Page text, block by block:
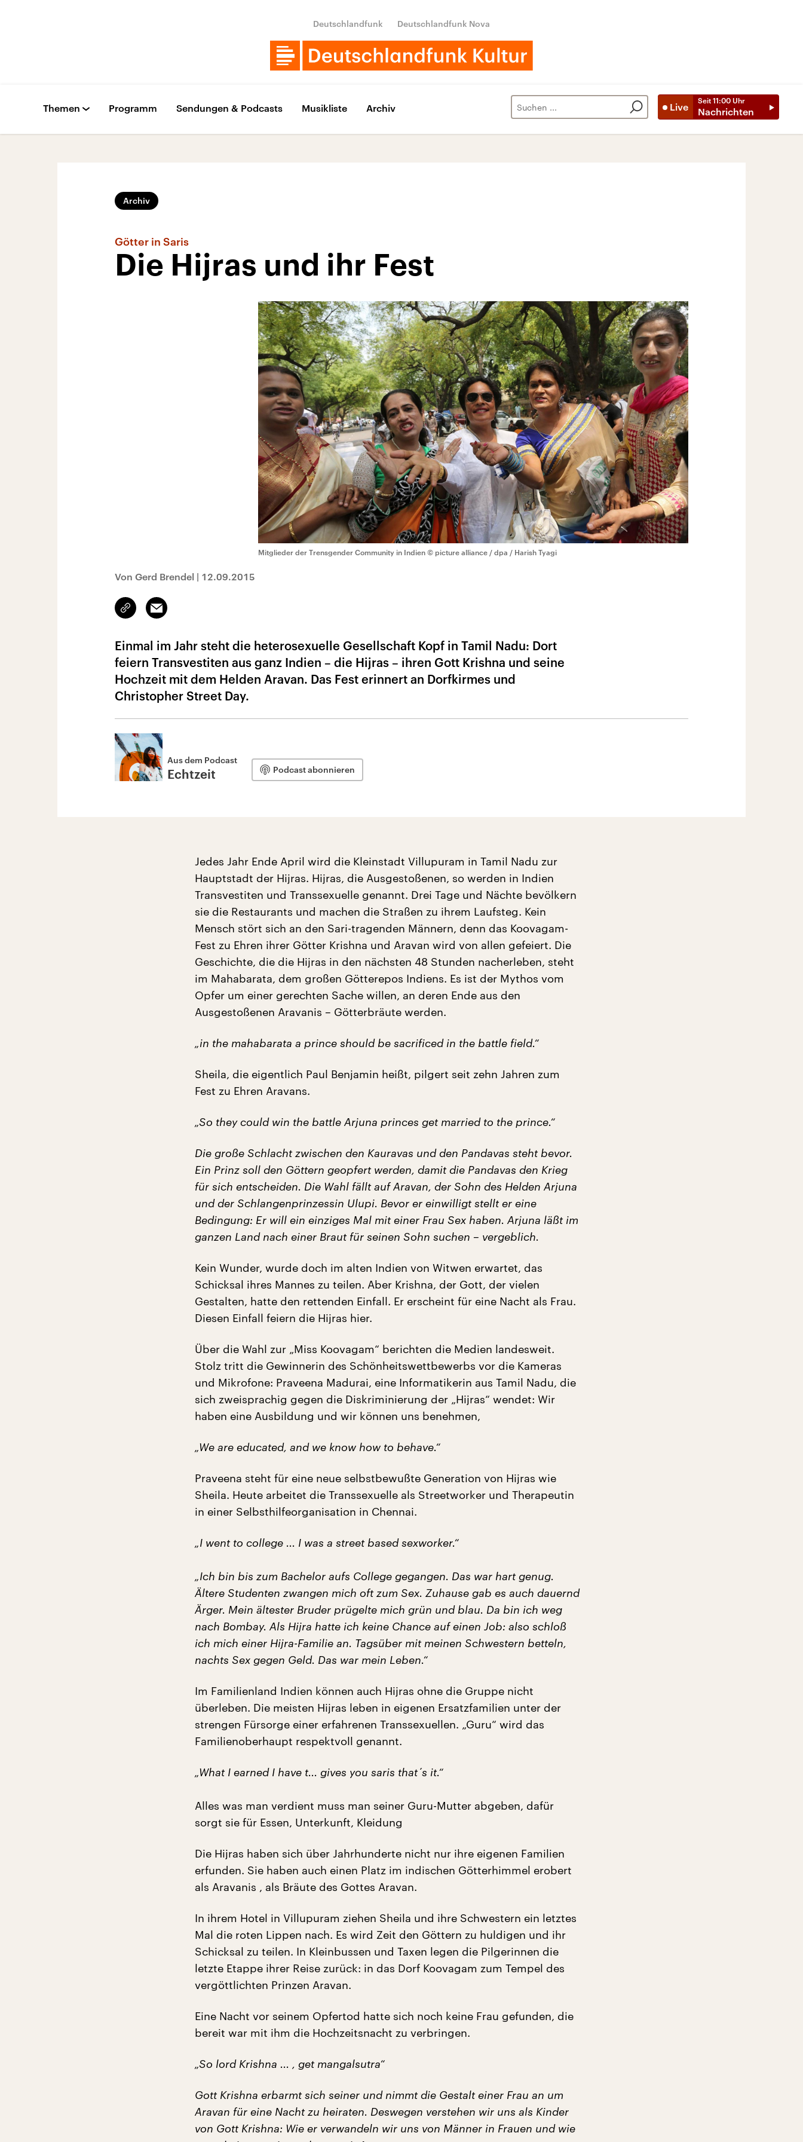
Deutschlandfunk Deutschlandfunk Nova
Live
Seit 11:00 Uhr
Nachrichten
Themen Programm Sendungen & Podcasts Musikliste Archiv
Archiv
Götter in Saris
Die Hijras und ihr Fest
Mitglieder der Trensgender Community in Indien © picture alliance / dpa / Harish Tyagi
Von Gerd Brendel | 12.09.2015
Link
kopieren/teilen
Email
Einmal im Jahr steht die heterosexuelle Gesellschaft Kopf in Tamil Nadu: Dort
feiern Transvestiten aus ganz Indien – die Hijras – ihren Gott Krishna und seine
Hochzeit mit dem Helden Aravan. Das Fest erinnert an Dorfkirmes und
Christopher Street Day.
Aus dem Podcast
Echtzeit Podcast abonnieren
Jedes Jahr Ende April wird die Kleinstadt Villupuram in Tamil Nadu zur
Hauptstadt der Hijras. Hijras, die Ausgestoßenen, so werden in Indien
Transvestiten und Transsexuelle genannt. Drei Tage und Nächte bevölkern
sie die Restaurants und machen die Straßen zu ihrem Laufsteg. Kein
Mensch stört sich an den Sari-tragenden Männern, denn das Koovagam-
Fest zu Ehren ihrer Götter Krishna und Aravan wird von allen gefeiert. Die
Geschichte, die die Hijras in den nächsten 48 Stunden nacherleben, steht
im Mahabarata, dem großen Götterepos Indiens. Es ist der Mythos vom
Opfer um einer gerechten Sache willen, an deren Ende aus den
Ausgestoßenen Aravanis – Götterbräute werden.
„in the mahabarata a prince should be sacrificed in the battle field.“
Sheila, die eigentlich Paul Benjamin heißt, pilgert seit zehn Jahren zum
Fest zu Ehren Aravans.
„So they could win the battle Arjuna princes get married to the prince.“
Die große Schlacht zwischen den Kauravas und den Pandavas steht bevor.
Ein Prinz soll den Göttern geopfert werden, damit die Pandavas den Krieg
für sich entscheiden. Die Wahl fällt auf Aravan, der Sohn des Helden Arjuna
und der Schlangenprinzessin Ulupi. Bevor er einwilligt stellt er eine
Bedingung: Er will ein einziges Mal mit einer Frau Sex haben. Arjuna läßt im
ganzen Land nach einer Braut für seinen Sohn suchen – vergeblich.
Kein Wunder, wurde doch im alten Indien von Witwen erwartet, das
Schicksal ihres Mannes zu teilen. Aber Krishna, der Gott, der vielen
Gestalten, hatte den rettenden Einfall. Er erscheint für eine Nacht als Frau.
Diesen Einfall feiern die Hijras hier.
Über die Wahl zur „Miss Koovagam“ berichten die Medien landesweit.
Stolz tritt die Gewinnerin des Schönheitswettbewerbs vor die Kameras
und Mikrofone: Praveena Madurai, eine Informatikerin aus Tamil Nadu, die
sich zweisprachig gegen die Diskriminierung der „Hijras“ wendet: Wir
haben eine Ausbildung und wir können uns benehmen,
„We are educated, and we know how to behave.“
Praveena steht für eine neue selbstbewußte Generation von Hijras wie
Sheila. Heute arbeitet die Transsexuelle als Streetworker und Therapeutin
in einer Selbsthilfeorganisation in Chennai.
„I went to college ... I was a street based sexworker.“
„Ich bin bis zum Bachelor aufs College gegangen. Das war hart genug.
Ältere Studenten zwangen mich oft zum Sex. Zuhause gab es auch dauernd
Ärger. Mein ältester Bruder prügelte mich grün und blau. Da bin ich weg
nach Bombay. Als Hijra hatte ich keine Chance auf einen Job: also schloß
ich mich einer Hijra-Familie an. Tagsüber mit meinen Schwestern betteln,
nachts Sex gegen Geld. Das war mein Leben.“
Im Familienland Indien können auch Hijras ohne die Gruppe nicht
überleben. Die meisten Hijras leben in eigenen Ersatzfamilien unter der
strengen Fürsorge einer erfahrenen Transsexuellen. „Guru“ wird das
Familienoberhaupt respektvoll genannt.
„What I earned I have t... gives you saris that´s it.“
Alles was man verdient muss man seiner Guru-Mutter abgeben, dafür
sorgt sie für Essen, Unterkunft, Kleidung
Die Hijras haben sich über Jahrhunderte nicht nur ihre eigenen Familien
erfunden. Sie haben auch einen Platz im indischen Götterhimmel erobert
als Aravanis , als Bräute des Gottes Aravan.
In ihrem Hotel in Villupuram ziehen Sheila und ihre Schwestern ein letztes
Mal die roten Lippen nach. Es wird Zeit den Göttern zu huldigen und ihr
Schicksal zu teilen. In Kleinbussen und Taxen legen die Pilgerinnen die
letzte Etappe ihrer Reise zurück: in das Dorf Koovagam zum Tempel des
vergöttlichten Prinzen Aravan.
Eine Nacht vor seinem Opfertod hatte sich noch keine Frau gefunden, die
bereit war mit ihm die Hochzeitsnacht zu verbringen.
„So lord Krishna ... , get mangalsutra“
Gott Krishna erbarmt sich seiner und nimmt die Gestalt einer Frau an um
Aravan für eine Nacht zu heiraten. Deswegen verstehen wir uns als Kinder
von Gott Krishna: Wie er verwandeln wir uns von Männer in Frauen und wie